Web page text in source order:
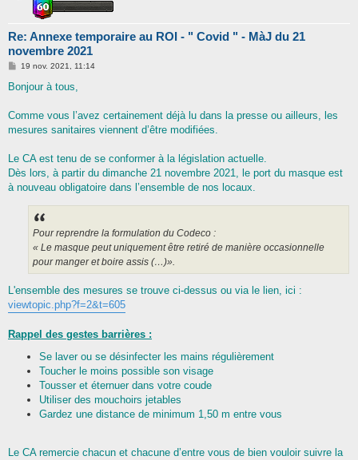
Re: Annexe temporaire au ROI - " Covid " - MàJ du 21
novembre 2021
M
s
g
19 nov. 2021, 11:14
Bonjour à tous,
Comme vous l’avez certainement déjà lu dans la presse ou ailleurs, les
mesures sanitaires viennent d’être modifiées.
Le CA est tenu de se conformer à la législation actuelle.
Dès lors, à partir du dimanche 21 novembre 2021, le port du masque est
à nouveau obligatoire dans l’ensemble de nos locaux.
Pour reprendre la formulation du Codeco :
« Le masque peut uniquement être retiré de manière occasionnelle
pour manger et boire assis (…)».
L'ensemble des mesures se trouve ci-dessus ou via le lien, ici :
viewtopic.php?f=2&t=605
Rappel des gestes barrières :
Se laver ou se désinfecter les mains régulièrement
Toucher le moins possible son visage
Tousser et éternuer dans votre coude
Utiliser des mouchoirs jetables
Gardez une distance de minimum 1,50 m entre vous
Le CA remercie chacun et chacune d’entre vous de bien vouloir suivre la